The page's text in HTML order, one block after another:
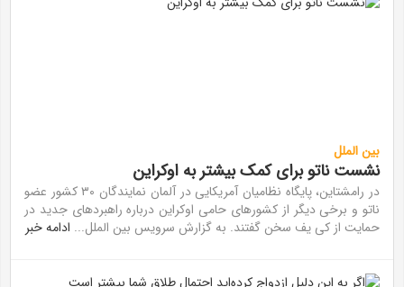
بین الملل
نشست ناتو برای کمک بیشتر به اوکراین
در رامشتاین، پایگاه نظامیان آمریکایی در آلمان نمایندگان ۳۰ کشور عضو
ناتو و برخی دیگر از کشور‌های حامی اوکراین درباره راهبرد‌های جدید در
حمایت از کی یف سخن گفتند. به گزارش سرویس بین الملل... ادامه خبر